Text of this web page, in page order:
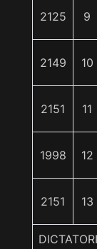
2125 9
2149 10
2151 11
1998 12
2151 13